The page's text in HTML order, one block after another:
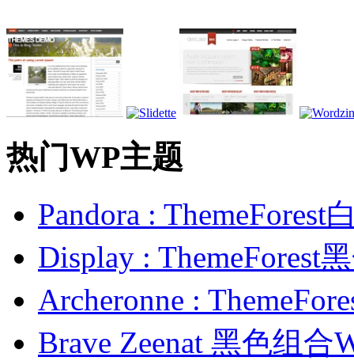
热门WP主题
Pandora : ThemeForest
Display : ThemeForest
Archeronne :
Brave Zeenat 黑色组合